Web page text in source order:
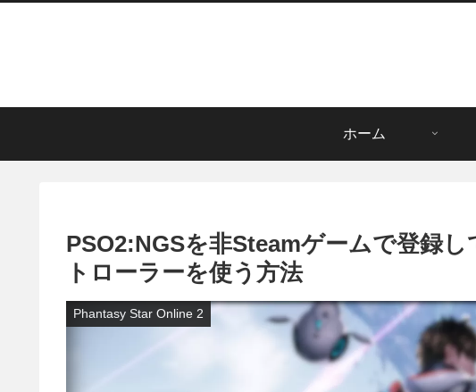
ホーム
PSO2:NGSを非Steamゲームで登録
トローラーを使う方法
Phantasy Star Online 2